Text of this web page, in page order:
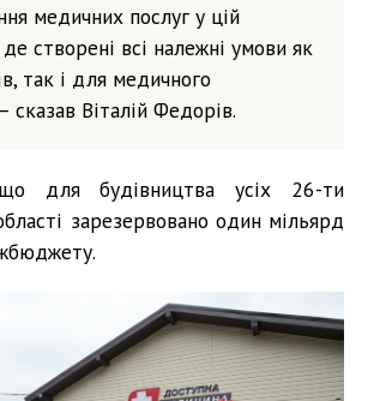
медичних послуг у цій
де створені всі належні умови як
так і для медичного
сказав Віталій Федорів.
для будівництва усіх 26-ти
зарезервовано один мільярд